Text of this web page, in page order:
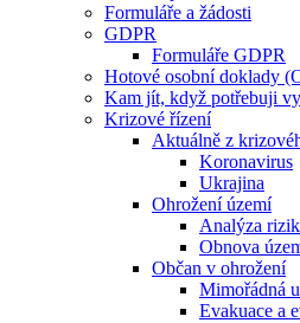
Formuláře a žádosti
GDPR
Formuláře GDPR
Hotové osobní doklady
Kam jít, když potřebuji
Krizové řízení
Aktuálně z
Koronavirus
Ukrajina
Ohrožení území
Analýza rizik
Obnova
Občan v ohrožení
Mimořádná
Evakuace a